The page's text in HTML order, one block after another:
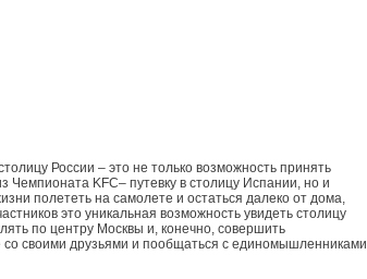
России – это не только возможность принять
Чемпионата KFC– путевку в столицу Испании, но и
полететь на самолете и остаться далеко от дома,
это уникальная возможность увидеть столицу
по центру Москвы и, конечно, совершить
со своими друзьями и пообщаться с единомышленниками